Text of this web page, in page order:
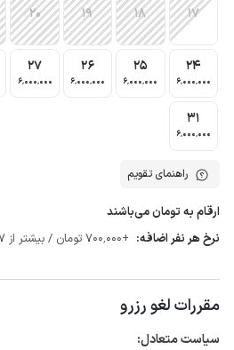
17
18
19
20
24
6٬000٬000
25
6٬000٬000
26
6٬000٬000
27
6٬000٬000
31
6٬000٬000
راهنمای تقویم
ارقام به تومان می‌باشند
نرخ هر نفر اضافه: +700٬000 تومان / بیشتر از 7 نفر
مقررات لغو رزرو
سیاست متعادل: